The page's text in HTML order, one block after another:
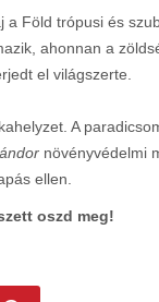
Föld trópusi és
ahonnan a
el világszerte.
A
növényvédelmi
ellen.
oszd meg!